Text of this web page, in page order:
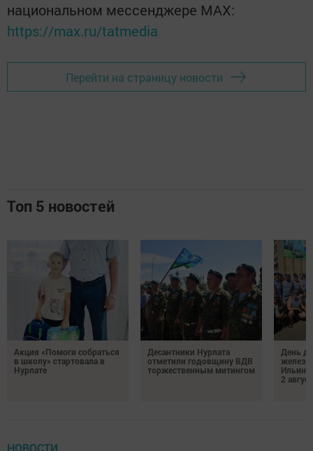
национальном мессенджере MАХ:
https://max.ru/tatmedia
Перейти на страницу новости
Топ 5 новостей
Акция «Помоги собраться
в школу» стартовала в
Нурлате
Десантники Нурлата
отметили годовщину ВДВ
торжественным митингом
День
Ильин
2
НОВОСТИ